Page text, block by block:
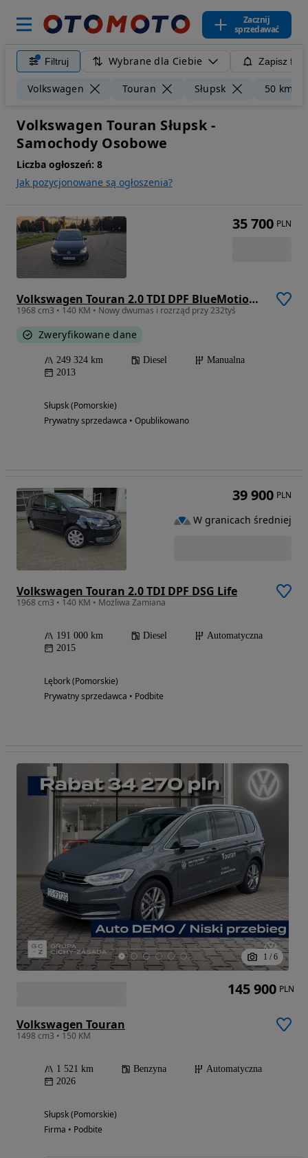
Zacznij
sprzedawać
Filtruj Wybrane dla Ciebie Zapisz
Volkswagen Touran Słupsk 50 km
Volkswagen Touran Słupsk -
Samochody Osobowe
Liczba ogłoszeń: 8
Jak pozycjonowane są ogłoszenia?
Volkswagen Touran 2.0 TDI DPF BlueMotion Technology Life
1968 cm3 • 140 KM • Nowy dwumas i rozrząd przy 232tyś
Zweryfikowane dane
249 324 km Diesel
Manualna
2013
Słupsk (Pomorskie)
Prywatny sprzedawca • Opublikowano
35 700 PLN
Volkswagen Touran 2.0 TDI DPF DSG Life
1968 cm3 • 140 KM • Możliwa Zamiana
191 000 km Diesel
Automatyczna
2015
Lębork (Pomorskie)
Prywatny sprzedawca • Podbite
39 900 PLN
W granicach średniej
1 / 6
Volkswagen Touran
1498 cm3 • 150 KM
1 521 km Benzyna
Automatyczna
2026
Słupsk (Pomorskie)
Firma • Podbite
145 900 PLN